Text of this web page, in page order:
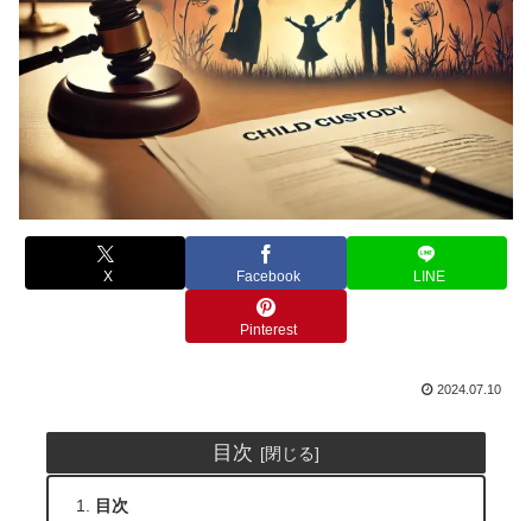
X Facebook LINE
Pinterest
2024.07.10
目次
目次